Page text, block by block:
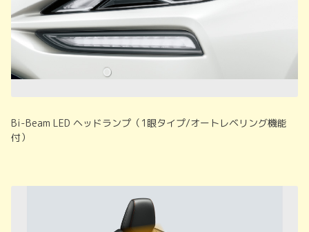
Bi-Beam LED ヘッドランプ（1眼タイプ/オートレベリング機能
付）